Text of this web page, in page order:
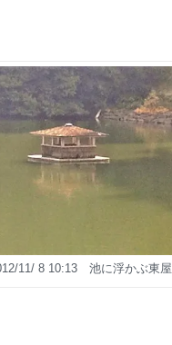
11/ 8 10:13 池に浮かぶ東屋